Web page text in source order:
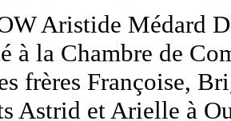
Aristide Médard
à la Chambre de
frères Françoise,
Astrid et Arielle à